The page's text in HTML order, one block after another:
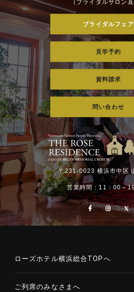
（ブライダルサロン直
ブライダルフェア
見学予約
資料請求
問い合わせ
〒231-0023 横浜市中区
営業時間：11：00～
ローズホテル横浜総合TOPへ
ご列席のみなさまへ